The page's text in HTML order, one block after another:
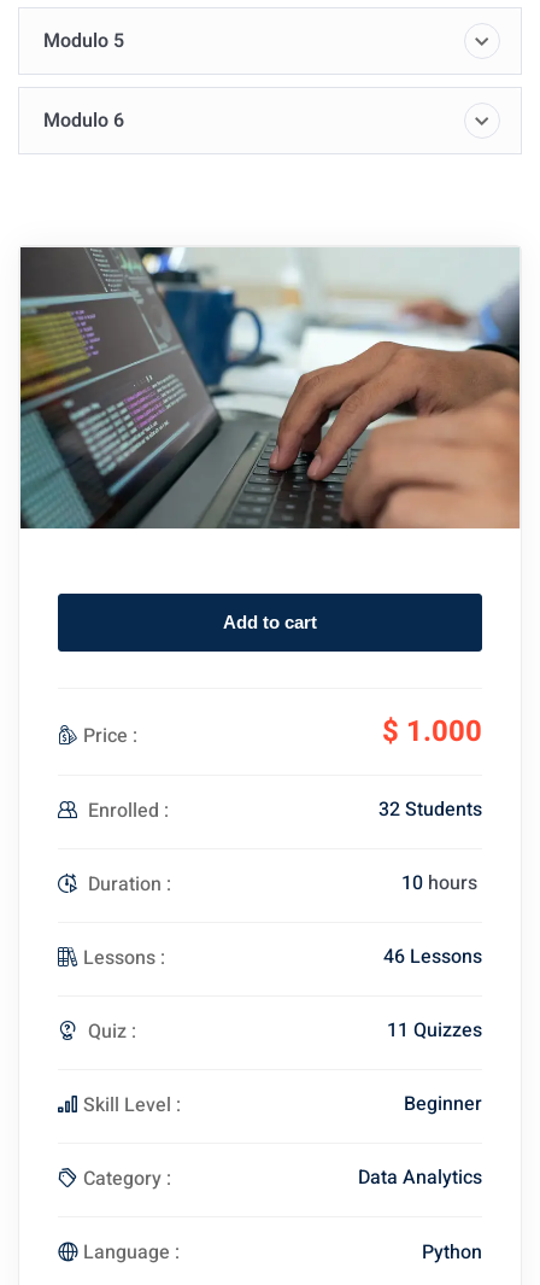
Modulo 5
Modulo 6
Add to cart
Price : $ 1.000
Enrolled : 32 Students
Duration : 10 hours
Lessons : 46 Lessons
Quiz : 11 Quizzes
Skill Level : Beginner
Category : Data Analytics
Language : Python